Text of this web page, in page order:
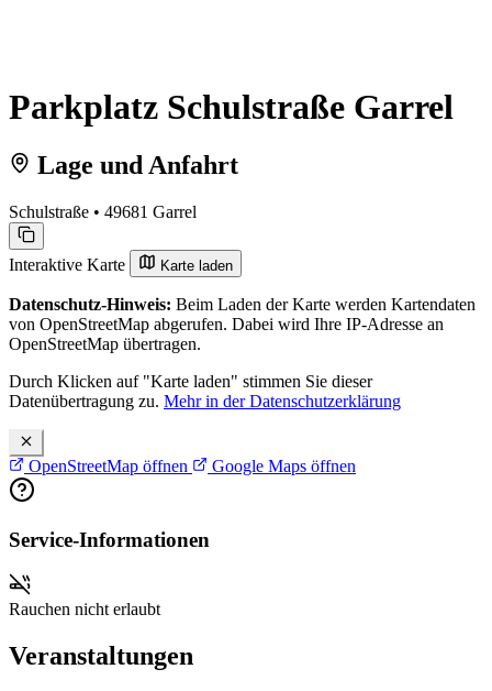
Parkplatz Schulstraße Garrel
Lage und Anfahrt
Schulstraße • 49681 Garrel
Interaktive Karte Karte laden
Datenschutz-Hinweis: Beim Laden der Karte werden Kartendaten
von OpenStreetMap abgerufen. Dabei wird Ihre IP-Adresse an
OpenStreetMap übertragen.
Durch Klicken auf "Karte laden" stimmen Sie dieser
Datenübertragung zu. Mehr in der Datenschutzerklärung
OpenStreetMap öffnen Google Maps öffnen
Service-Informationen
Rauchen nicht erlaubt
Veranstaltungen